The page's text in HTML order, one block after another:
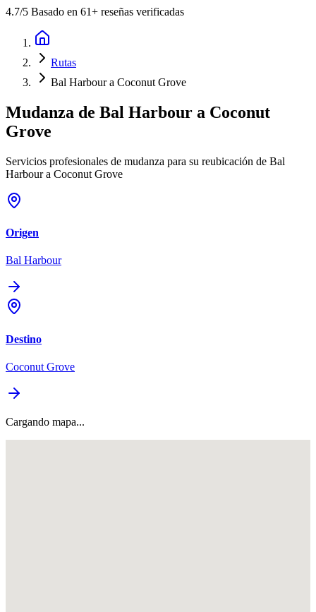
4.7/5 Basado en 61+ reseñas verificadas
Rutas
Bal Harbour a Coconut Grove
Mudanza de Bal Harbour a Coconut
Grove
Servicios profesionales de mudanza para su reubicación de Bal
Harbour a Coconut Grove
Origen
Bal Harbour
Destino
Coconut Grove
Cargando mapa...